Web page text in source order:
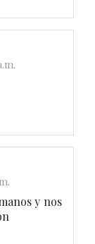
y nos